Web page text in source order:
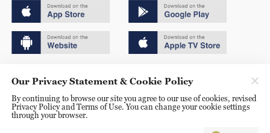
京ICP备20000184号
京公网安备 11010502050052号
Our Privacy Statement & Cookie Policy
By continuing to browse our site you agree to our use of cookies, revised
Privacy Policy and Terms of Use. You can change your cookie settings
through your browser.